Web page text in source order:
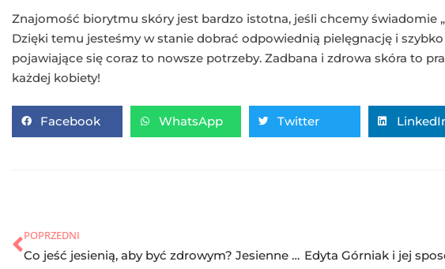
Znajomość biorytmu skóry jest bardzo istotna, jeśli chcemy świadomie
Dzięki temu jesteśmy w stanie dobrać odpowiednią pielęgnację i
pojawiające się coraz to nowsze potrzeby. Zadbana i zdrowa skóra to
każdej kobiety!
Facebook WhatsApp Twitter
POPRZEDNI
Co jeść jesienią, aby być zdrowym? Jesienne produkty, które poprawią Twoje zdrowie